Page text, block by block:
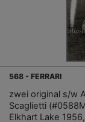
568 - FERRARI
zwei original s/w
Scaglietti
Elkhart Lake